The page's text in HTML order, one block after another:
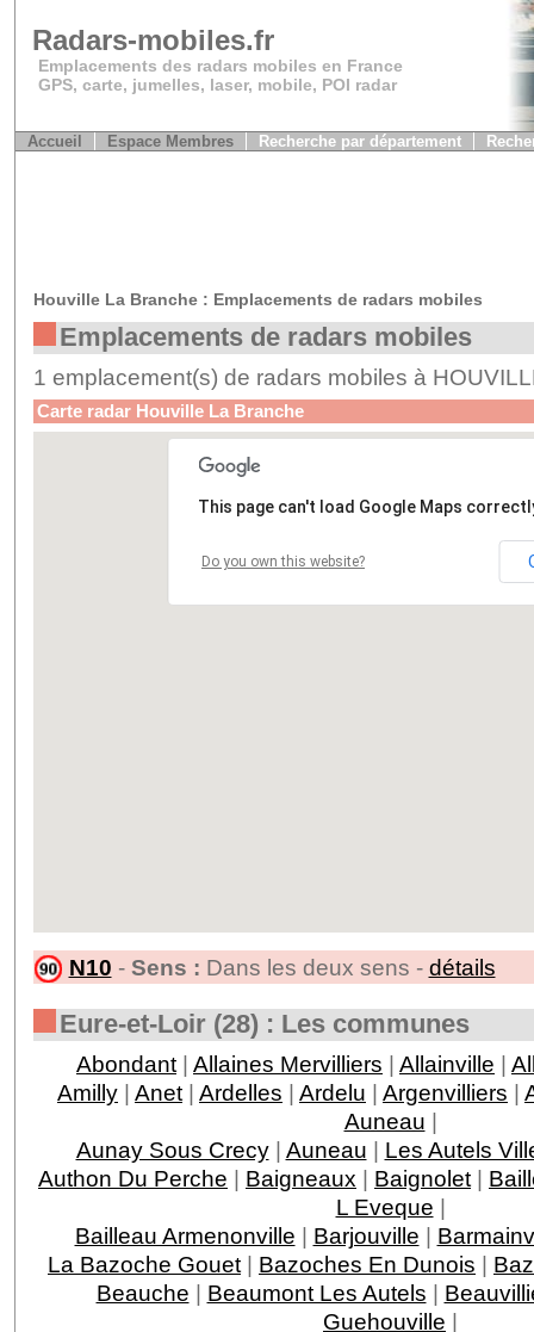
Radars-mobiles.fr
Emplacements des radars mobiles en France
GPS, carte, jumelles, laser, mobile, POI radar
Accueil Espace Membres Recherche par département
Houville La Branche : Emplacements de radars mobiles
Emplacements de radars mobiles
1 emplacement(s) de radars mobiles à
Carte radar Houville La Branche
This page can't load Google Maps
Do you own this website?
N10 - Sens : Dans les deux sens - détails
Eure-et-Loir (28) : Les communes
Abondant | Allaines Mervilliers | Allainville |
Amilly | Anet | Ardelles | Ardelu | Argenvilliers |
Auneau |
Aunay Sous Crecy| Auneau | Les Autels
Authon Du Perche | Baigneaux | Baignolet |
L Eveque |
Bailleau Armenonville | Barjouville |
La Bazoche Gouet | Bazoches En Dunois |
Beauche | Beaumont Les Autels |
Guehouville |